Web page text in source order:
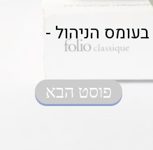
הניהול -
פוסט הבא